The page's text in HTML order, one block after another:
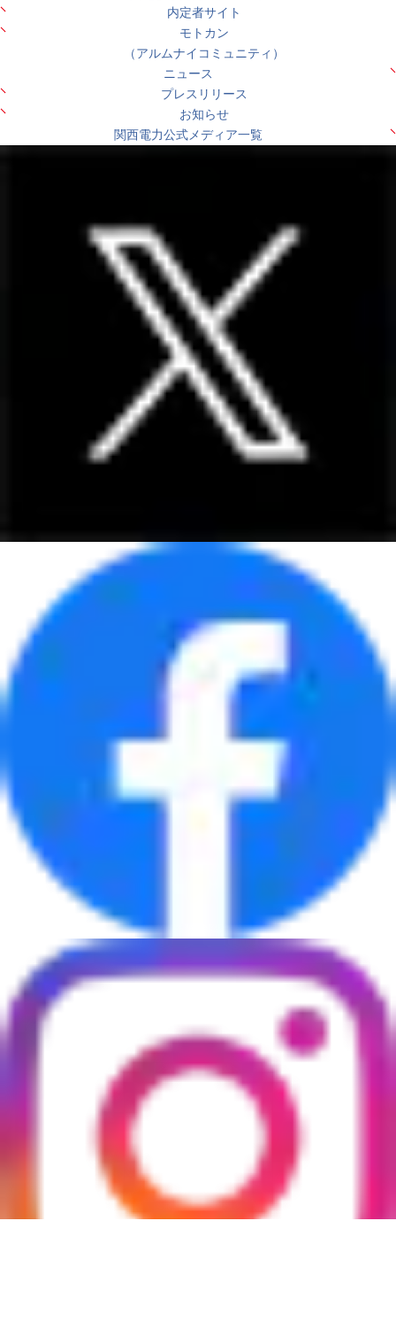
内定者サイト
モトカン
（アルムナイコミュニティ）
ニュース
プレスリリース
お知らせ
関西電力公式メディア一覧